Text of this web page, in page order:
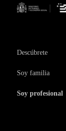
Descúbrete
Soy familia
Soy profesional